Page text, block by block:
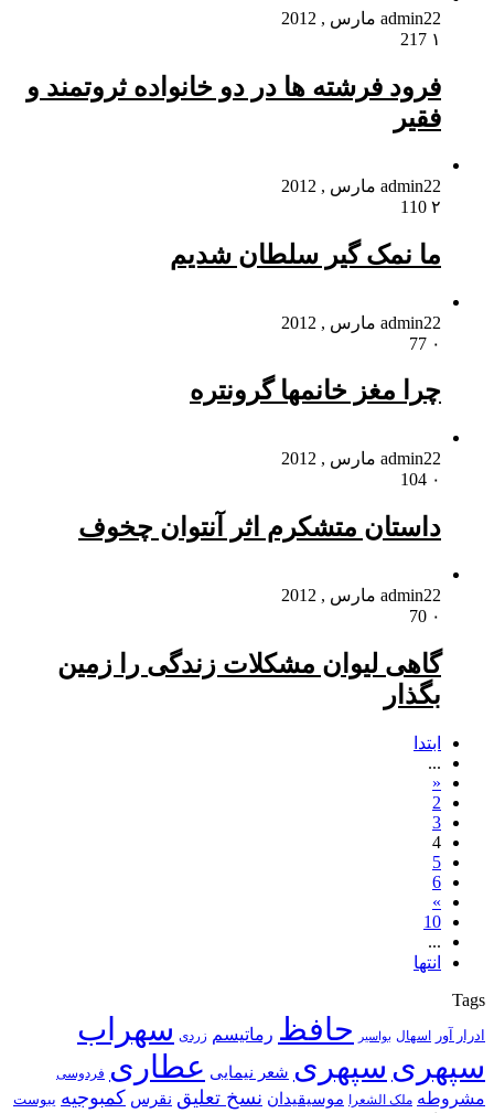
admin22 مارس , 2012
۱
فرود فرشته ها در دو خانواده ثروتمند و
فقیر
admin22 مارس , 2012
۲
ما نمک گیر سلطان شدیم
admin22 مارس , 2012
۰
چرا مغز خانمها گرونتره
admin22 مارس , 2012
۰
داستان متشکرم اثر آنتوان چخوف
admin22 مارس , 2012
۰
گاهى لیوان مشکلات زندگی را زمین
بگذار
ابتدا
...
«
2
3
4
5
6
»
10
...
انتها
Tags
ادرار آور اسهال بواسیر حافظ رماتیسم زردی سهراب
سپهری سپهری شعر نیمایی عطاری فردوسی
مشروطه ملک الشعرا موسیقیدان نسخ تعلیق نقرس کمبوجیه یبوست